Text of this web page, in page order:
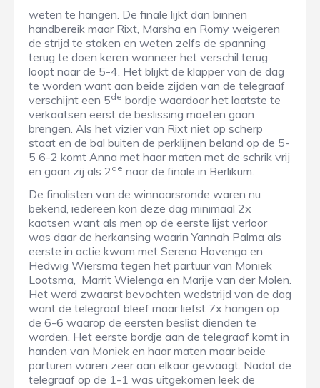
weten te hangen. De finale lijkt dan binnen
handbereik maar Rixt, Marsha en Romy weigeren
de strijd te staken en weten zelfs de spanning
terug te doen keren wanneer het verschil terug
loopt naar de 5-4. Het blijkt de klapper van de dag
te worden want aan beide zijden van de telegraaf
verschijnt een 5de bordje waardoor het laatste te
verkaatsen eerst de beslissing moeten gaan
brengen. Als het vizier van Rixt niet op scherp
staat en de bal buiten de perklijnen beland op de 5-
5 6-2 komt Anna met haar maten met de schrik vrij
en gaan zij als 2 de naar de finale in Berlikum.
De finalisten van de winnaarsronde waren nu
bekend, iedereen kon deze dag minimaal 2x
kaatsen want als men op de eerste lijst verloor
was daar de herkansing waarin Yannah Palma als
eerste in actie kwam met Serena Hovenga en
Hedwig Wiersma tegen het partuur van Moniek
Lootsma, Marrit Wielenga en Marije van der Molen.
Het werd zwaarst bevochten wedstrijd van de dag
want de telegraaf bleef maar liefst 7x hangen op
de 6-6 waarop de eersten beslist dienden te
worden. Het eerste bordje aan de telegraaf komt in
handen van Moniek en haar maten maar beide
parturen waren zeer aan elkaar gewaagt. Nadat de
telegraaf op de 1-1 was uitgekomen leek de